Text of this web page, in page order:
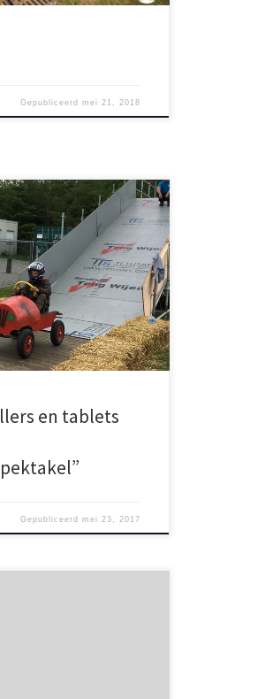
Gepubliceerd mei 21, 2018
en tablets
Gepubliceerd mei 23, 2017